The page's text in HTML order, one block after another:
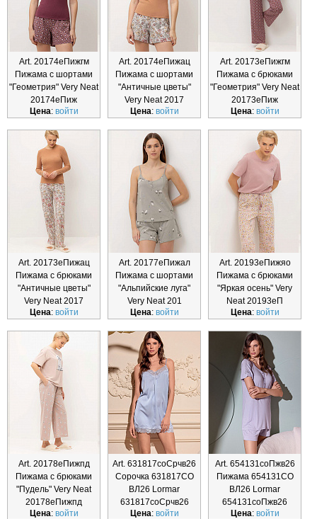
Art. 20174еПижгм
Пижама с шортами
"Геометрия" Very Neat
20174еПиж
Цена: войти
Art. 20174еПижац
Пижама с шортами
"Античные цветы"
Very Neat 2017
Цена: войти
Art. 20173еПижгм
Пижама с брюками
"Геометрия" Very Neat
20173еПиж
Цена: войти
Art. 20173еПижац
Пижама с брюками
"Античные цветы"
Very Neat 2017
Цена: войти
Art. 20177еПижал
Пижама с шортами
"Альпийские луга"
Very Neat 201
Цена: войти
Art. 20193еПижяо
Пижама с брюками
"Яркая осень" Very
Neat 20193еП
Цена: войти
Art. 20178еПижпд
Пижама с брюками
"Пудель" Very Neat
20178еПижпд
Цена: войти
Art. 631817соСрчв26
Сорочка 631817CO
ВЛ26 Lormar
631817соСрчв26
Цена: войти
Art. 654131соПжв26
Пижама 654131CO
ВЛ26 Lormar
654131соПжв26
Цена: войти